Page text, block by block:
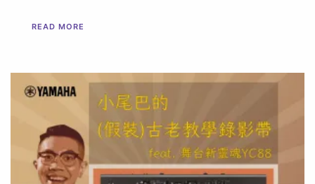
READ MORE